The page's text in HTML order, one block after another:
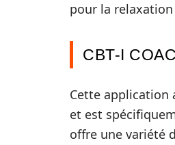
pour la
CBT-I
Cette application
et est
offre une variété